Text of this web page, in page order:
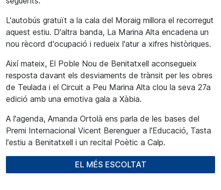
L'autobús gratuït a la cala del Moraig millora el recorregut
aquest estiu. D'altra banda, La Marina Alta encadena un
nou rècord d'ocupació i redueix l'atur a xifres històriques.
Així mateix, El Poble Nou de Benitatxell aconsegueix
resposta davant els desviaments de trànsit per les obres
de Teulada i el Circuit a Peu Marina Alta clou la seva 27a
edició amb una emotiva gala a Xàbia.
A l'agenda, Amanda Ortolà ens parla de les bases del
Premi Internacional Vicent Berenguer a l'Educació, Tasta
l'estiu a Benitatxell i un recital Poètic a Calp.
EL MÉS ESCOLTAT